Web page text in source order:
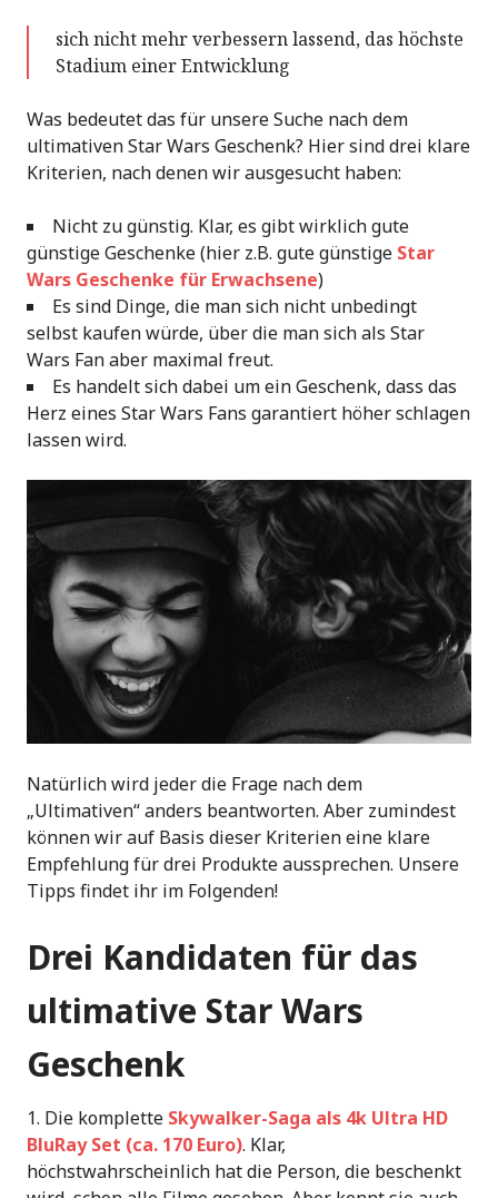
sich nicht mehr verbessern lassend, das höchste
Stadium einer Entwicklung
Was bedeutet das für unsere Suche nach dem
ultimativen Star Wars Geschenk? Hier sind drei klare
Kriterien, nach denen wir ausgesucht haben:
Nicht zu günstig. Klar, es gibt wirklich gute
günstige Geschenke (hier z.B. gute günstige Star
Wars Geschenke für Erwachsene)
Es sind Dinge, die man sich nicht unbedingt
selbst kaufen würde, über die man sich als Star
Wars Fan aber maximal freut.
Es handelt sich dabei um ein Geschenk, dass das
Herz eines Star Wars Fans garantiert höher schlagen
lassen wird.
Natürlich wird jeder die Frage nach dem
„Ultimativen“ anders beantworten. Aber zumindest
können wir auf Basis dieser Kriterien eine klare
Empfehlung für drei Produkte aussprechen. Unsere
Tipps findet ihr im Folgenden!
Drei Kandidaten für das
ultimative Star Wars
Geschenk
Die komplette Skywalker-Saga als 4k Ultra HD
BluRay Set (ca. 170 Euro). Klar,
höchstwahrscheinlich hat die Person, die beschenkt